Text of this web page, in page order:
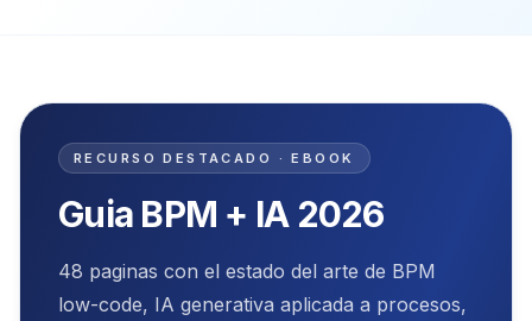
Recurso destacado
RECURSO DESTACADO · EBOOK
Guia BPM + IA 2026
48 paginas con el estado del arte de BPM
low-code, IA generativa aplicada a procesos,